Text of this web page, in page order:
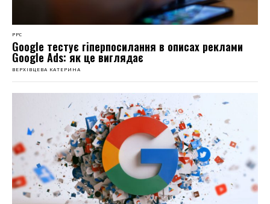
PPC
Google тестує гіперпосилання в описах реклами
Google Ads: як це виглядає
ВЕРХІВЦЕВА КАТЕРИНА